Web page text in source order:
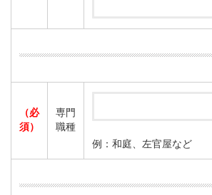
（必
須）
専門
職種
例：和庭、左官屋など